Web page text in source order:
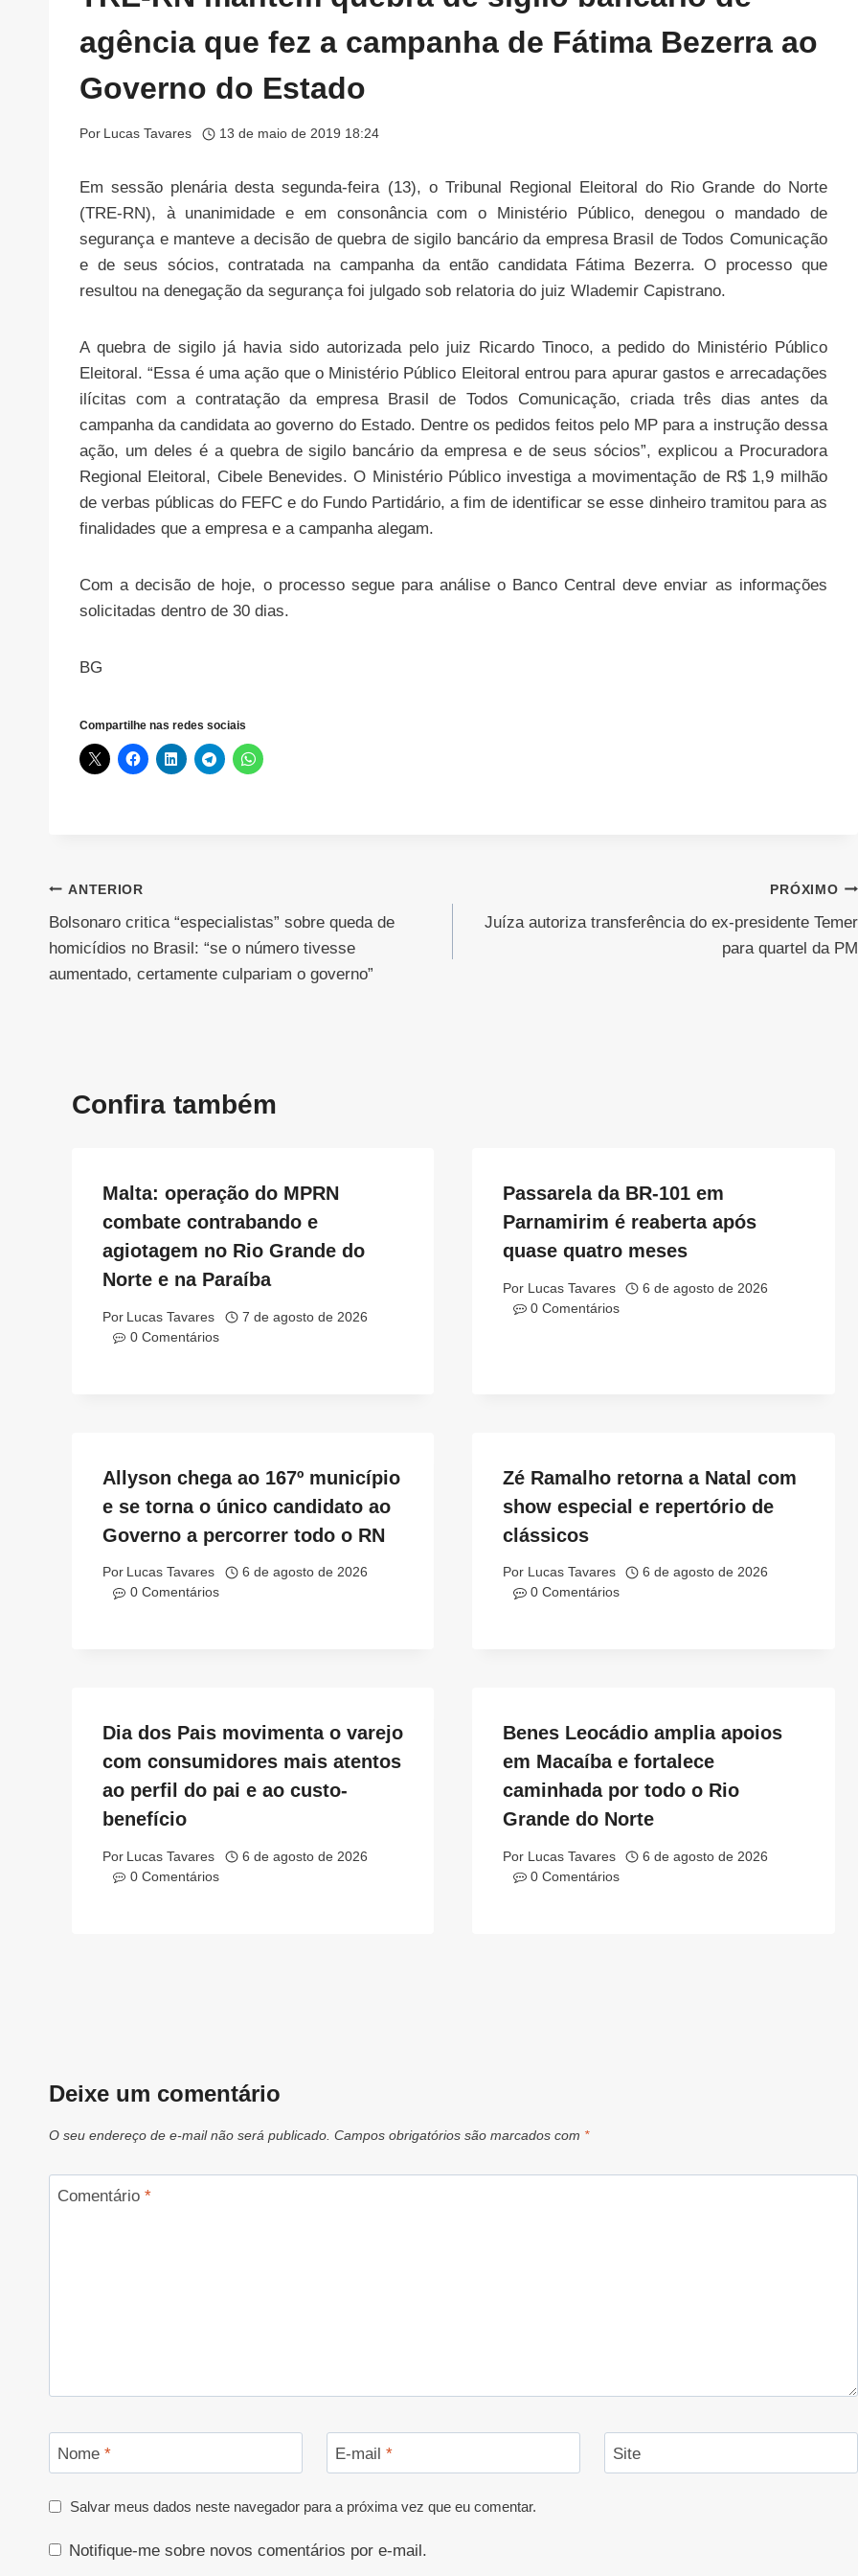
agência que fez a campanha de Fátima Bezerra ao
Governo do Estado
Por Lucas Tavares 13 de maio de 2019 18:24
Em sessão plenária desta segunda-feira (13), o Tribunal Regional Eleitoral do Rio Grande do Norte
(TRE-RN), à unanimidade e em consonância com o Ministério Público, denegou o mandado de
segurança e manteve a decisão de quebra de sigilo bancário da empresa Brasil de Todos Comunicação
e de seus sócios, contratada na campanha da então candidata Fátima Bezerra. O processo que
resultou na denegação da segurança foi julgado sob relatoria do juiz Wlademir Capistrano.
A quebra de sigilo já havia sido autorizada pelo juiz Ricardo Tinoco, a pedido do Ministério Público
Eleitoral. “Essa é uma ação que o Ministério Público Eleitoral entrou para apurar gastos e arrecadações
ilícitas com a contratação da empresa Brasil de Todos Comunicação, criada três dias antes da
campanha da candidata ao governo do Estado. Dentre os pedidos feitos pelo MP para a instrução dessa
ação, um deles é a quebra de sigilo bancário da empresa e de seus sócios”, explicou a Procuradora
Regional Eleitoral, Cibele Benevides. O Ministério Público investiga a movimentação de R$ 1,9 milhão
de verbas públicas do FEFC e do Fundo Partidário, a fim de identificar se esse dinheiro tramitou para as
finalidades que a empresa e a campanha alegam.
Com a decisão de hoje, o processo segue para análise o Banco Central deve enviar as informações
solicitadas dentro de 30 dias.
BG
Compartilhe nas redes sociais
Navegação
de
Post
ANTERIOR
Bolsonaro critica “especialistas” sobre queda de
homicídios no Brasil: “se o número tivesse
aumentado, certamente culpariam o governo”
PRÓXIMO
Juíza autoriza transferência do ex-presidente Temer
para quartel da PM
Confira também
Malta: operação do MPRN
combate contrabando e
agiotagem no Rio Grande do
Norte e na Paraíba
Por Lucas Tavares
7 de agosto de 2026
0 Comentários
Passarela da BR-101 em
Parnamirim é reaberta após
quase quatro meses
Por Lucas Tavares
6 de agosto de 2026
0 Comentários
Allyson chega ao 167º município
e se torna o único candidato ao
Governo a percorrer todo o RN
Por Lucas Tavares
6 de agosto de 2026
0 Comentários
Zé Ramalho retorna a Natal com
show especial e repertório de
clássicos
Por Lucas Tavares
6 de agosto de 2026
0 Comentários
Dia dos Pais movimenta o varejo
com consumidores mais atentos
ao perfil do pai e ao custo-
benefício
Por Lucas Tavares
6 de agosto de 2026
0 Comentários
Benes Leocádio amplia apoios
em Macaíba e fortalece
caminhada por todo o Rio
Grande do Norte
Por Lucas Tavares
6 de agosto de 2026
0 Comentários
Deixe um comentário
O seu endereço de e-mail não será publicado. Campos obrigatórios são marcados com *
Comentário *
Nome * E-mail * Site
Salvar meus dados neste navegador para a próxima vez que eu comentar.
Notifique-me sobre novos comentários por e-mail.